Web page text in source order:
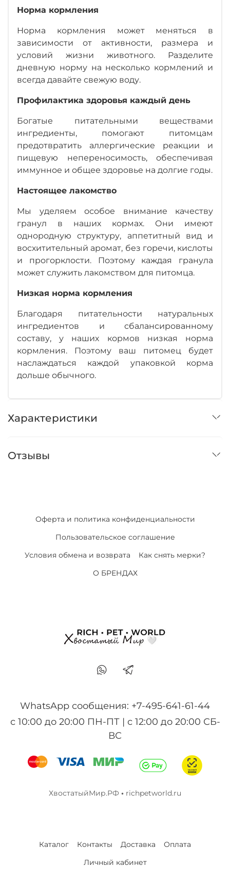
Норма кормления
Норма кормления может меняться в
зависимости от активности, размера и
условий жизни животного. Разделите
дневную норму на несколько кормлений и
всегда давайте свежую воду.
Профилактика здоровья каждый день
Богатые питательными веществами
ингредиенты, помогают питомцам
предотвратить аллергические реакции и
пищевую непереносимость, обеспечивая
иммунное и общее здоровье на долгие годы.
Настоящее лакомство
Мы уделяем особое внимание качеству
гранул в наших кормах. Они имеют
однородную структуру, аппетитный вид и
восхитительный аромат, без горечи, кислоты
и прогорклости. Поэтому каждая гранула
может служить лакомством для питомца.
Низкая норма кормления
Благодаря питательности натуральных
ингредиентов и сбалансированному
составу, у наших кормов низкая норма
кормления. Поэтому ваш питомец будет
наслаждаться каждой упаковкой корма
дольше обычного.
Характеристики
Отзывы
Оферта и политика конфиденциальности
Пользовательское соглашение
Условия обмена и возврата
Как снять мерки?
О БРЕНДАХ
WhatsApp сообщения: +7-495-641-61-44
с 10:00 до 20:00 ПН-ПТ | с 12:00 до 20:00 СБ-
ВС
ХвостатыйМир.РФ • richpetworld.ru
Каталог Контакты Доставка
Оплата
Личный кабинет